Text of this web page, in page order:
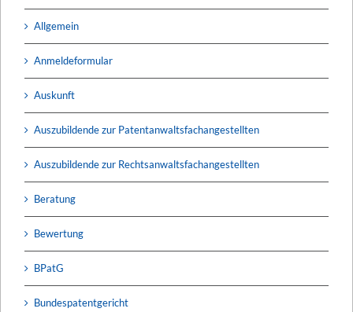
Allgemein
Anmeldeformular
Auskunft
Auszubildende zur Patentanwaltsfachangestellten
Auszubildende zur Rechtsanwaltsfachangestellten
Beratung
Bewertung
BPatG
Bundespatentgericht